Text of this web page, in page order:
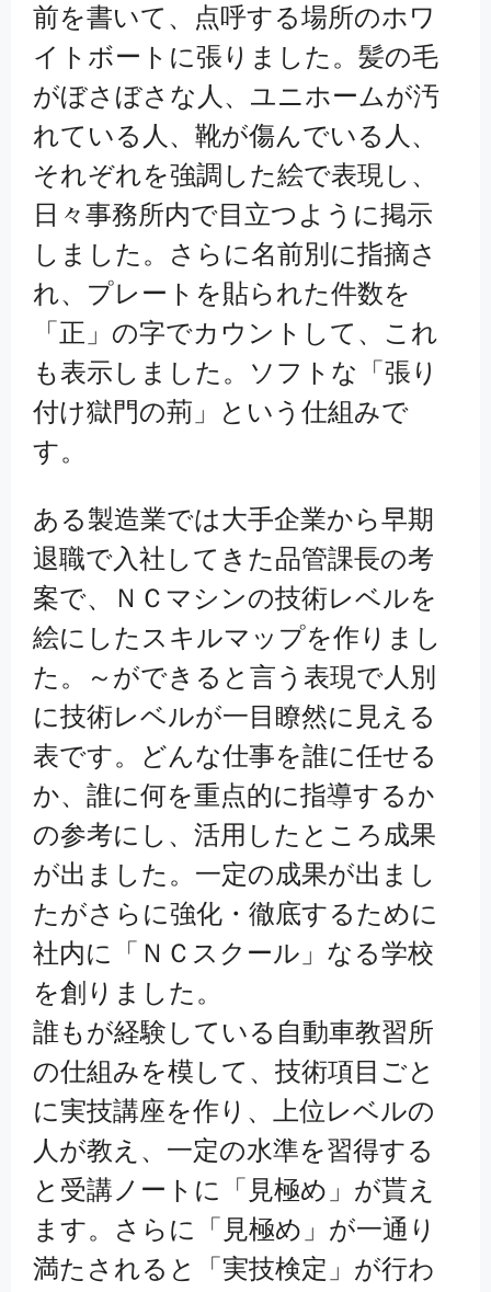
前を書いて、点呼する場所のホワ
イトボートに張りました。髪の毛
がぼさぼさな人、ユニホームが汚
れている人、靴が傷んでいる人、
それぞれを強調した絵で表現し、
日々事務所内で目立つように掲示
しました。さらに名前別に指摘さ
れ、プレートを貼られた件数を
「正」の字でカウントして、これ
も表示しました。ソフトな「張り
付け獄門の荊」という仕組みで
す。
ある製造業では大手企業から早期
退職で入社してきた品管課長の考
案で、ＮＣマシンの技術レベルを
絵にしたスキルマップを作りまし
た。～ができると言う表現で人別
に技術レベルが一目瞭然に見える
表です。どんな仕事を誰に任せる
か、誰に何を重点的に指導するか
の参考にし、活用したところ成果
が出ました。一定の成果が出まし
たがさらに強化・徹底するために
社内に「ＮＣスクール」なる学校
を創りました。
誰もが経験している自動車教習所
の仕組みを模して、技術項目ごと
に実技講座を作り、上位レベルの
人が教え、一定の水準を習得する
と受講ノートに「見極め」が貰え
ます。さらに「見極め」が一通り
満たされると「実技検定」が行わ